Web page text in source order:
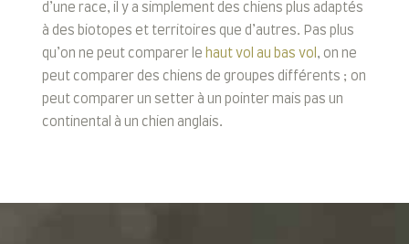
d’une race, il y a simplement des chiens plus adaptés
à des biotopes et territoires que d’autres. Pas plus
qu’on ne peut comparer le haut vol au bas vol , on ne
peut comparer des chiens de groupes différents ; on
peut comparer un setter à un pointer mais pas un
continental à un chien anglais.